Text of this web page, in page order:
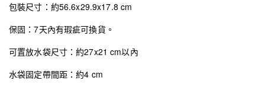
包裝尺寸：約56.6x29.9x17.8 cm
保固：7天內有瑕疵可換貨。
可置放水袋尺寸：約27x21 cm以內
水袋固定帶間距：約4 cm